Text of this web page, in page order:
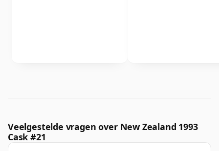
Veelgestelde vragen over New Zealand 1993
Cask #21